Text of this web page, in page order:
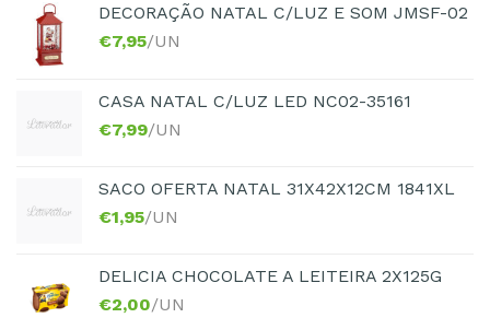
DECORAÇÃO NATAL C/LUZ E SOM JMSF-02
€7,95/UN
CASA NATAL C/LUZ LED NC02-35161
€7,99/UN
SACO OFERTA NATAL 31X42X12CM 1841XL
€1,95/UN
DELICIA CHOCOLATE A LEITEIRA 2X125G
€2,00/UN